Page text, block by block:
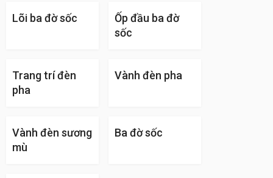
Lõi ba đờ sốc
Ốp đầu ba đờ
sốc
Trang trí đèn
pha
Vành đèn pha
Vành đèn sương
mù
Ba đờ sốc